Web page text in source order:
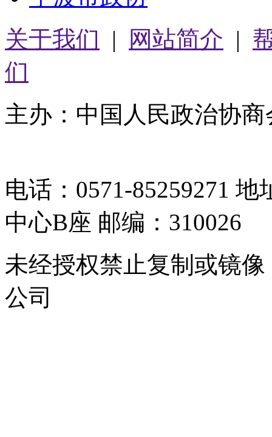
关于我们 | 网站简介 |
们
主办：中国人民政治协
电话：0571-85259271
中心B座 邮编：310026
未经授权禁止复制或镜
公司